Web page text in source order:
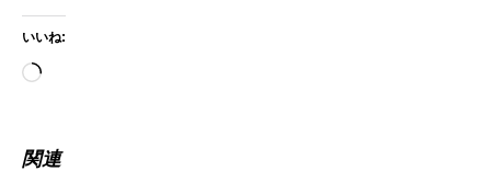
いいね:
読
込
関連